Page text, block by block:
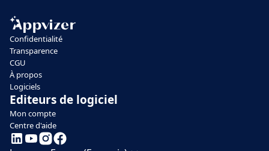
Confidentialité
Transparence
CGU
À propos
Logiciels
Editeurs de logiciel
Mon compte
Centre d'aide